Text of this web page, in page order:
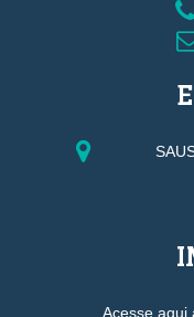
Acesse aqui